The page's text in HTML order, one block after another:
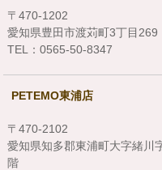
〒470-1202
愛知県豊田市渡苅町3丁目269
TEL：0565-50-8347
PETEMO東浦店
〒470-2102
愛知県知多郡東浦町大字緒川
階